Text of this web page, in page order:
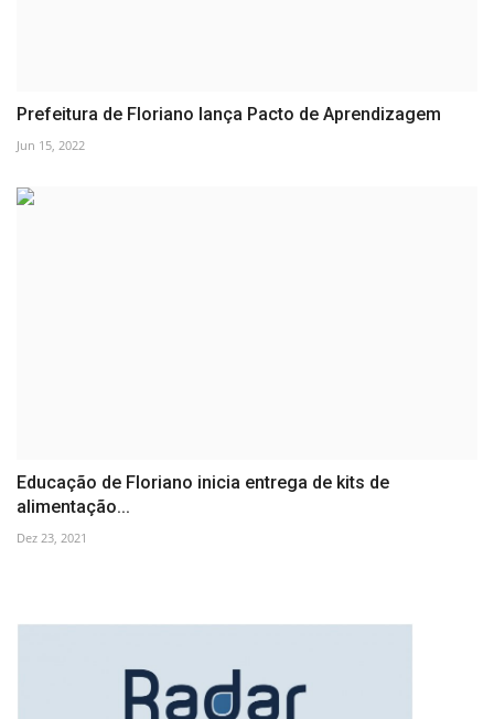
Prefeitura de Floriano lança Pacto de Aprendizagem
Jun 15, 2022
Educação de Floriano inicia entrega de kits de
alimentação...
Dez 23, 2021